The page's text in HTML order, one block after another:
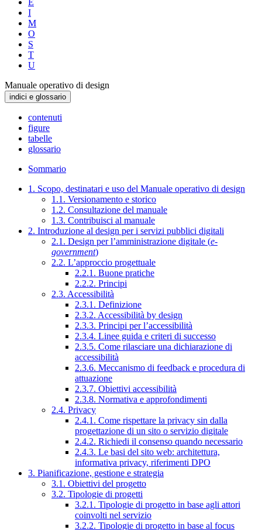
E
I
M
O
S
T
U
Manuale operativo di design
indici e glossario
contenuti
figure
tabelle
glossario
Sommario
1. Scopo, destinatari e uso del Manuale operativo di design
1.1. Versionamento e storico
1.2. Consultazione del manuale
1.3. Contribuisci al manuale
2. Introduzione al design per i servizi pubblici digitali
2.1. Design per l’amministrazione digitale (e-
government)
2.2. L’approccio progettuale
2.2.1. Buone pratiche
2.2.2. Principi
2.3. Accessibilità
2.3.1. Definizione
2.3.2. Accessibilità by design
2.3.3. Principi per l’accessibilità
2.3.4. Linee guida e criteri di successo
2.3.5. Come rilasciare una dichiarazione di
accessibilità
2.3.6. Meccanismo di feedback e procedura di
attuazione
2.3.7. Obiettivi accessibilità
2.3.8. Normativa e approfondimenti
2.4. Privacy
2.4.1. Come rispettare la privacy sin dalla
progettazione di un sito o servizio digitale
2.4.2. Richiedi il consenso quando necessario
2.4.3. Le basi del sito web: architettura,
informativa privacy, riferimenti DPO
3. Pianificazione, gestione e strategia
3.1. Obiettivi del progetto
3.2. Tipologie di progetti
3.2.1. Tipologie di progetto in base agli attori
coinvolti nel servizio
3.2.2. Tipologie di progetto in base al focus